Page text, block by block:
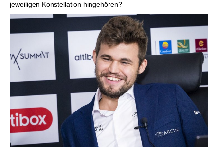
jeweiligen Konstellation hingehören?